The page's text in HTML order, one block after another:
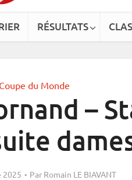
RÉSULTATS
du Monde
–
2025 Par Romain LE BIAVANT